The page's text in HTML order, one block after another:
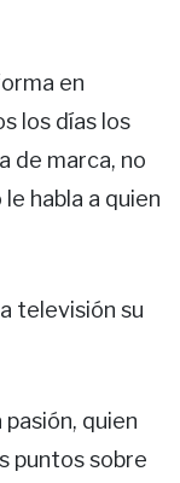
en
los días los
de marca, no
habla a quien
televisión su
quien
puntos sobre